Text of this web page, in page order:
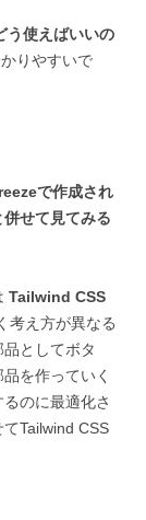
う使えばいいの
りやすいで
で作成され
せて見てみる
Tailwind CSS
考え方が異なる
としてボタ
を作っていく
のに最適化さ
Tailwind CSS